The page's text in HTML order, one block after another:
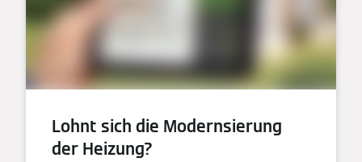
Lohnt sich die Modernsierung
der Heizung?